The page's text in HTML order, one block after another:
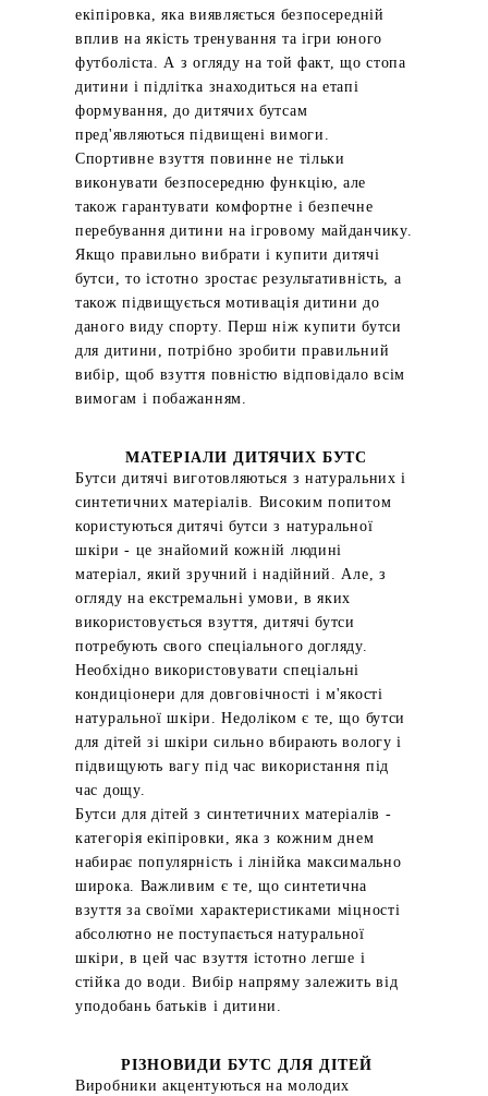
екіпіровка, яка виявляється безпосередній
вплив на якість тренування та ігри юного
футболіста. А з огляду на той факт, що стопа
дитини і підлітка знаходиться на етапі
формування, до дитячих бутсам
пред'являються підвищені вимоги.
Спортивне взуття повинне не тільки
виконувати безпосередню функцію, але
також гарантувати комфортне і безпечне
перебування дитини на ігровому майданчику.
Якщо правильно вибрати і купити дитячі
бутси, то істотно зростає результативність, а
також підвищується мотивація дитини до
даного виду спорту. Перш ніж купити бутси
для дитини, потрібно зробити правильний
вибір, щоб взуття повністю відповідало всім
вимогам і побажанням.
МАТЕРІАЛИ ДИТЯЧИХ БУТС
Бутси дитячі виготовляються з натуральних і
синтетичних матеріалів. Високим попитом
користуються дитячі бутси з натуральної
шкіри - це знайомий кожній людині
матеріал, який зручний і надійний. Але, з
огляду на екстремальні умови, в яких
використовується взуття, дитячі бутси
потребують свого спеціального догляду.
Необхідно використовувати спеціальні
кондиціонери для довговічності і м'якості
натуральної шкіри. Недоліком є ​​те, що бутси
для дітей зі шкіри сильно вбирають вологу і
підвищують вагу під час використання під
час дощу.
Бутси для дітей з синтетичних матеріалів -
категорія екіпіровки, яка з кожним днем ​​
набирає популярність і лінійка максимально
широка. Важливим є те, що синтетична
взуття за своїми характеристиками міцності
абсолютно не поступається натуральної
шкіри, в цей час взуття істотно легше і
стійка до води. Вибір напряму залежить від
уподобань батьків і дитини.
РІЗНОВИДИ БУТС ДЛЯ ДІТЕЙ
Виробники акцентуються на молодих